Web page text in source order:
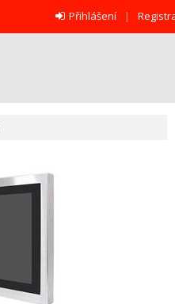
Přihlášení